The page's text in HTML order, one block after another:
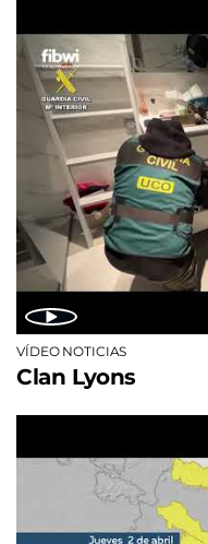
VÍDEO NOTICIAS
Clan Lyons